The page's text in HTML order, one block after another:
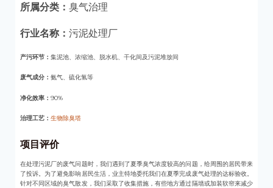
所属分类： 臭气治理
行业名称： 污泥处理厂
产污环节： 集泥池、浓缩池、脱水机、干化间及污泥堆放间
废气成分： 氨气、硫化氢等
净化效率： 90%
治理工艺： 生物除臭塔
项目评价
在处理污泥厂的废气问题时，我们遇到了夏季臭气浓度较高的问题，给周围的居民带来
了投诉。为了避免影响居民生活，业主特地委托我们在夏季完成废气处理的达标验收。
针对不同区域的臭气散发，我们采取了收集措施，有些地方通过隔墙或加装软帘来减少